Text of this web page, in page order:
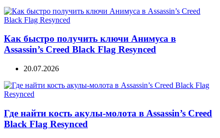
Как быстро получить ключи Анимуса в
Assassin’s Creed Black Flag Resynced
20.07.2026
Где найти кость акулы-молота в Assassin’s Creed
Black Flag Resynced